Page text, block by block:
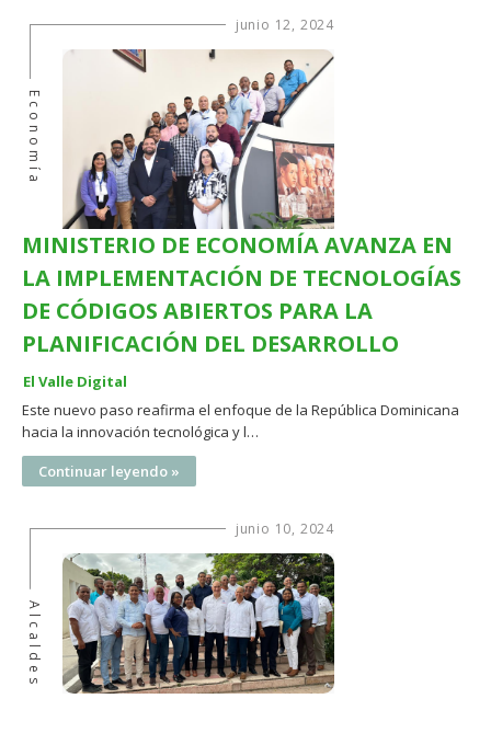
junio 12, 2024
Economía
MINISTERIO DE ECONOMÍA AVANZA EN
LA IMPLEMENTACIÓN DE TECNOLOGÍAS
DE CÓDIGOS ABIERTOS PARA LA
PLANIFICACIÓN DEL DESARROLLO
El Valle Digital
Este nuevo paso reafirma el enfoque de la República Dominicana
hacia la innovación tecnológica y l…
Continuar leyendo »
junio 10, 2024
Alcaldes